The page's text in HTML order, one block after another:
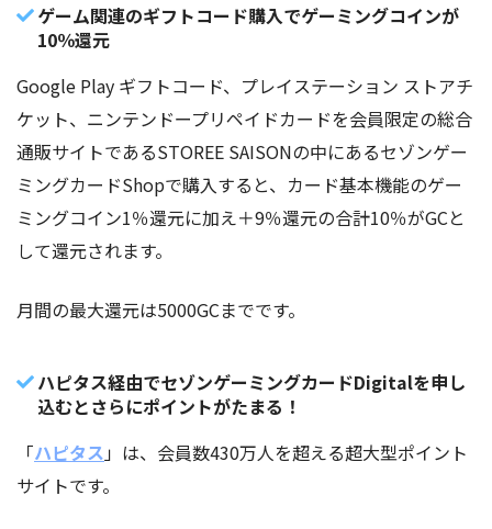
ゲーム関連のギフトコード購入でゲーミングコインが
10％還元
Google Play ギフトコード、プレイステーション ストアチ
ケット、ニンテンドープリペイドカードを会員限定の総合
通販サイトであるSTOREE SAISONの中にあるセゾンゲー
ミングカードShopで購入すると、カード基本機能のゲー
ミングコイン1％還元に加え＋9％還元の合計10％がGCと
して還元されます。
月間の最大還元は5000GCまでです。
ハピタス経由でセゾンゲーミングカードDigitalを申し
込むとさらにポイントがたまる！
「ハピタス 」は、会員数430万人を超える超大型ポイント
サイトです。